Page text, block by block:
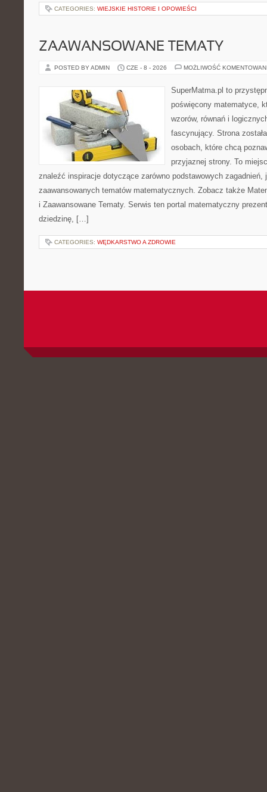
CATEGORIES: WIEJSKIE HISTORIE I OPOWIEŚCI
ZAAWANSOWANE TEMATY
POSTED BY ADMIN CZE - 8 - 2026 MOŻLIWOŚĆ
SuperMatma.pl to
poświęcony matematyce,
wzorów, równań i
fascynujący. Strona
osobach, które chcą
przyjaznej strony. To
znaleźć inspiracje dotyczące zarówno podstawowych zagadnień,
zaawansowanych tematów matematycznych. Zobacz także
i Zaawansowane Tematy. Serwis ten portal matematyczny
dziedzinę, […]
CATEGORIES: WĘDKARSTWO A ZDROWIE